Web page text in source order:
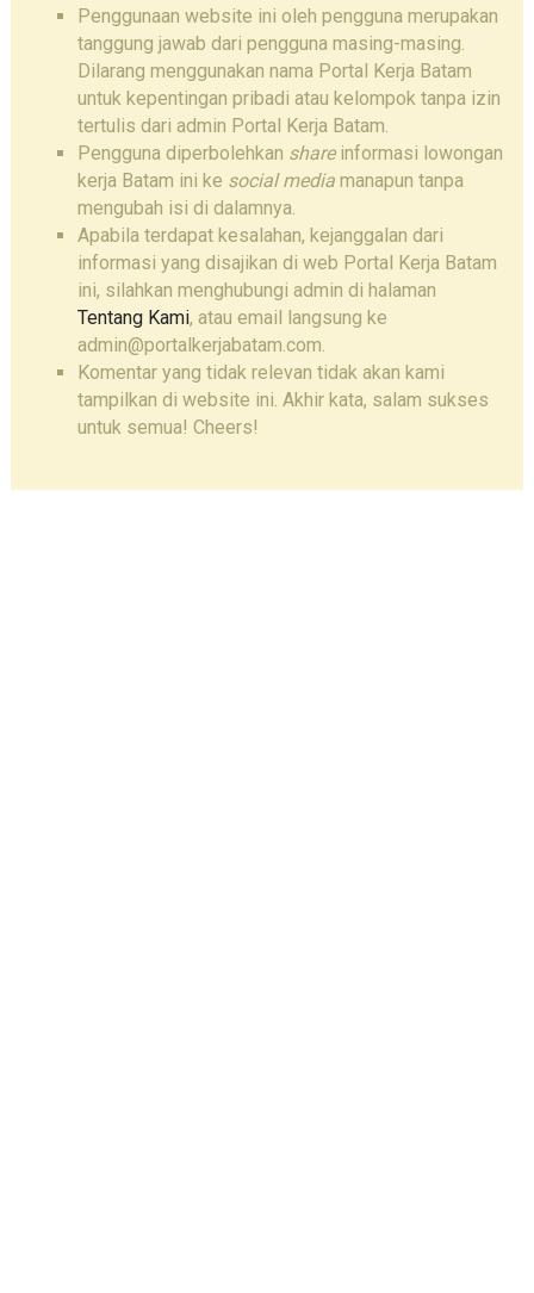
Penggunaan website ini oleh pengguna merupakan
tanggung jawab dari pengguna masing-masing.
Dilarang menggunakan nama Portal Kerja Batam
untuk kepentingan pribadi atau kelompok tanpa izin
tertulis dari admin Portal Kerja Batam.
Pengguna diperbolehkan shareinformasi lowongan
kerja Batam ini ke social mediamanapun tanpa
mengubah isi di dalamnya.
Apabila terdapat kesalahan, kejanggalan dari
informasi yang disajikan di web Portal Kerja Batam
ini, silahkan menghubungi admin di halaman
Tentang Kami, atau email langsung ke
admin@portalkerjabatam.com.
Komentar yang tidak relevan tidak akan kami
tampilkan di website ini. Akhir kata, salam sukses
untuk semua! Cheers!